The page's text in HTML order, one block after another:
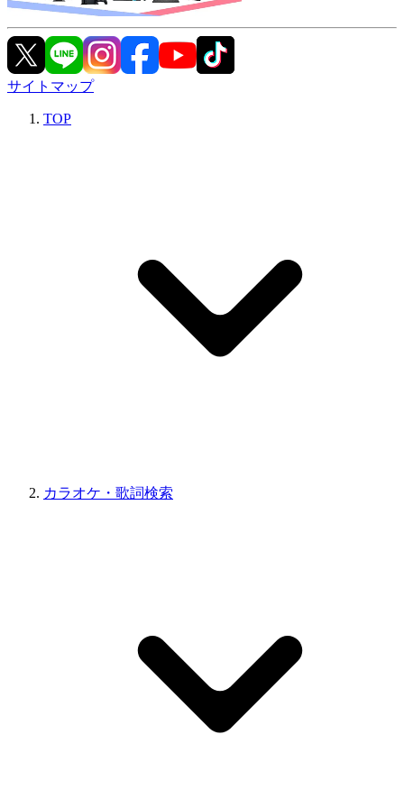
サイトマップ
TOP
カラオケ・歌詞検索